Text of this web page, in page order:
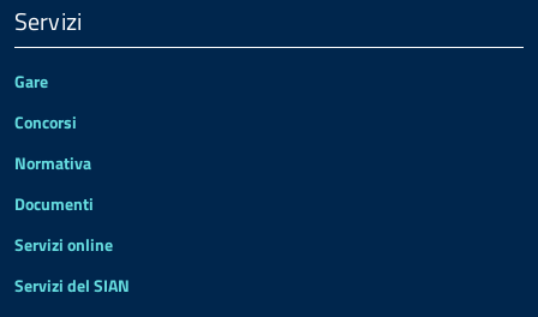
Servizi
Gare
Concorsi
Normativa
Documenti
Servizi online
Servizi del SIAN